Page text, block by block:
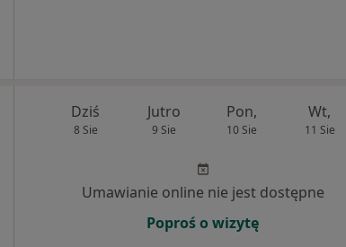
Dziś
8 Sie
Jutro
9 Sie
Pon,
10 Sie
Wt,
11 Sie
Umawianie online nie jest dostępne
Poproś o wizytę